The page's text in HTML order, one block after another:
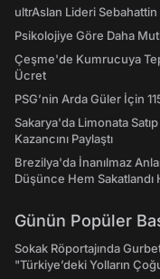
ultrAslan Lideri Sebahattin
Psikolojiye Göre Daha
Çeşme'de Kumrucuya
Ücret
PSG’nin Arda Güler İçin
Sakarya'da Limonata
Kazancını Paylaştı
Brezilya'da İnanılmaz
Düşünce Hem Sakatlandı
Günün Popüler
Sokak Röportajında
"Türkiye’deki Yolların